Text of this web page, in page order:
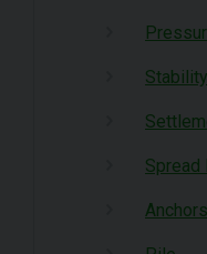
Spread
Anchors